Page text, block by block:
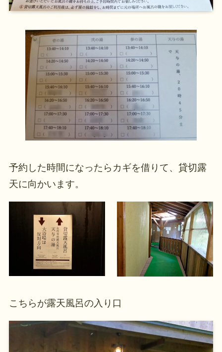
予約した時間になったらカギを借りて、貸切露
天に向かいます。
こちらが露天風呂の入り口